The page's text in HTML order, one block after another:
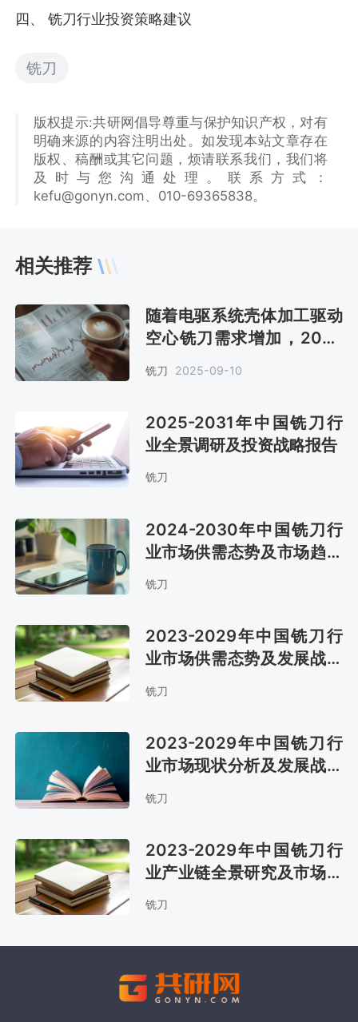
四、 铣刀行业投资策略建议
铣刀
版权提示:共研网倡导尊重与保护知识产权，对有
明确来源的内容注明出处。如发现本站文章存在
版权、稿酬或其它问题，烦请联系我们，我们将
及时与您沟通处理。联系方式：
kefu@gonyn.com、010-69365838。
相关推荐
随着电驱系统壳体加工驱动
空心铣刀需求增加，2025
109.05亿元[图]
铣刀 2025-09-10
2025-2031年中国铣刀行
业全景调研及投资战略报告
铣刀
2024-2030年中国铣刀行
业市场供需态势及市场趋势
铣刀
2023-2029年中国铣刀行
业市场供需态势及发展战略
铣刀
2023-2029年中国铣刀行
业市场现状分析及发展战略
铣刀
2023-2029年中国铣刀行
业产业链全景研究及市场前
铣刀